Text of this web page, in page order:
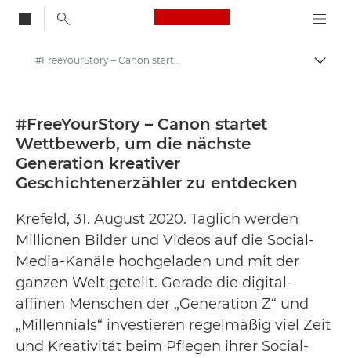
Canon Logo, back
Auf
Newsroom
Pressemitteilungen – Newsroom
#FreeYourStory – Canon startet Wettbewerb, um die nächste Generation kreativer Geschichtenerzähler zu entdecken - Canon Presse Center
#FreeYourStory – Canon startet
Wettbewerb, um die nächste
Generation kreativer
Geschichtenerzähler zu entdecken
Krefeld, 31. August 2020. Täglich werden
Millionen Bilder und Videos auf die Social-
Media-Kanäle hochgeladen und mit der
ganzen Welt geteilt. Gerade die digital-
affinen Menschen der „Generation Z“ und
„Millennials“ investieren regelmäßig viel Zeit
und Kreativität beim Pflegen ihrer Social-